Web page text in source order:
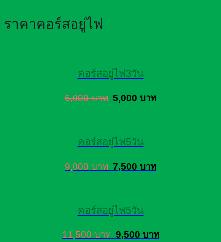
ราคาคอร์สอยู่ไฟ
คอร์สอยู่ไฟ3วัน
6,000 บาท 5,000 บาท
คอร์สอยู่ไฟ5วัน
9,000 บาท 7,500 บาท
คอร์สอยู่ไฟ5วัน
11,500 บาท 9,500 บาท